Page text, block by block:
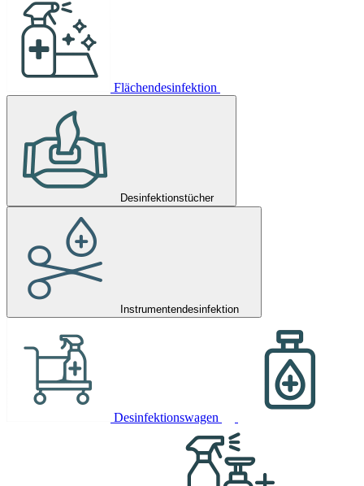
Flächendesinfektion
Desinfektionstücher
Instrumentendesinfektion
Desinfektionswagen